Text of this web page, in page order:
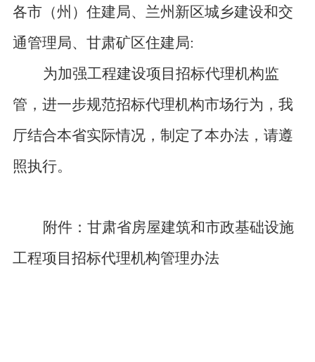
各市（州）住建局、兰州新区城乡建设和交
通管理局、甘肃矿区住建局:
为加强工程建设项目招标代理机构监
管，进一步规范招标代理机构市场行为，我
厅结合本省实际情况，制定了本办法，请遵
照执行。
附件：甘肃省房屋建筑和市政基础设施
工程项目招标代理机构管理办法